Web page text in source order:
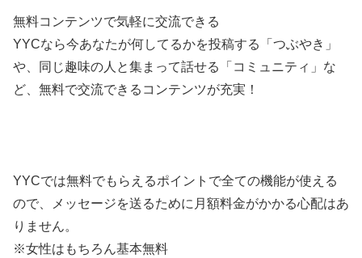
無料コンテンツで気軽に交流できる
YYCなら今あなたが何してるかを投稿する「つぶやき」
や、同じ趣味の人と集まって話せる「コミュニティ」な
ど、無料で交流できるコンテンツが充実！
YYCでは無料でもらえるポイントで全ての機能が使える
ので、メッセージを送るために月額料金がかかる心配はあ
りません。
※女性はもちろん基本無料